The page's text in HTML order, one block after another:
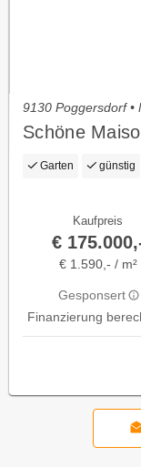
9130 Poggersdorf •
Schöne
Garten günstig
Kaufpreis
€
€ 1.590,- / m²
Gesponsert
Finanzierung